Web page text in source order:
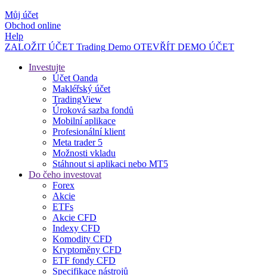
Můj účet
Obchod online
Help
ZALOŽIT ÚČET Trading Demo OTEVŘÍT DEMO ÚČET
Investujte
Účet Oanda
Makléřský účet
TradingView
Úroková sazba fondů
Mobilní aplikace
Profesionální klient
Meta trader 5
Možnosti vkladu
Stáhnout si aplikaci nebo MT5
Do čeho investovat
Forex
Akcie
ETFs
Akcie CFD
Indexy CFD
Komodity CFD
Kryptoměny CFD
ETF fondy CFD
Specifikace nástrojů